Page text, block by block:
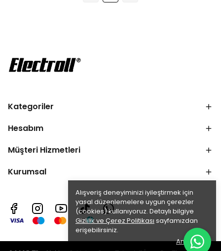
Alışveriş deneyiminizi iyileştirmek için
yasal düzenlemelere uygun çerezler
(cookies) kullanıyoruz. Detaylı bilgiye
Gizlilik ve Çerez Politikası sayfamızdan
erişebilirsiniz.
Anladım
Kategoriler
Hesabım
Müşteri Hizmetleri
Kurumsal